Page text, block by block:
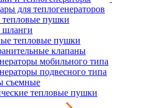
для теплогенераторов
тепловые пушки
шланги
тепловые пушки
клапаны
мобильного типа
подвесного типа
съемные
тепловые пушки